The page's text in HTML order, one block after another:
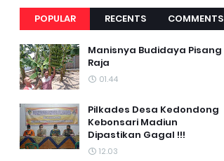
POPULAR RECENTS COMMENTS
Manisnya Budidaya Pisang
Raja
01.44
Pilkades Desa Kedondong
Kebonsari Madiun
Dipastikan Gagal !!!
12.03